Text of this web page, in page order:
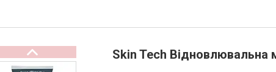
Skin Tech Відновлювальна